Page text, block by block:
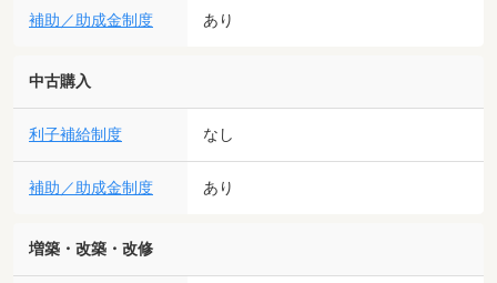
補助／助成金制度 あり
中古購入
利子補給制度 なし
補助／助成金制度 あり
増築・改築・改修